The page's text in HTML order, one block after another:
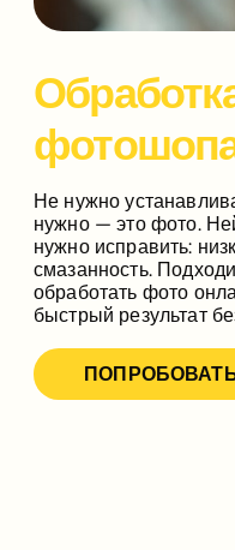
Не нужно
нужно — это фото.
нужно исправить:
смазанность.
обработать фото
быстрый результат